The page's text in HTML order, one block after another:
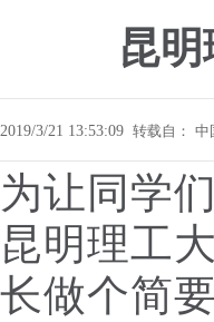
昆
2019/3/21 13:53:09 转载自： 中
为让同学
昆明理工
长做个简